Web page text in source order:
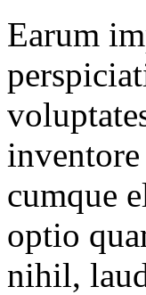
Earum
cumque
optio
nihil,